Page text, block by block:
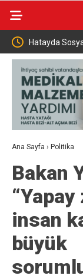
Tarihi Açıklandı
Ana Sayfa › Politika
Bakan
“Yapay
insan
büyük